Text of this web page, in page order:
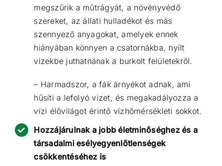
megszűrik a műtrágyát, a növényvédő
szereket, az állati hulladékot és más
szennyező anyagokat, amelyek ennek
hiányában könnyen a csatornákba, nyílt
vizekbe juthatnának a burkolt felületekről.
– Harmadszor, a fák árnyékot adnak, ami
hűsíti a lefolyó vizet, és megakadályozza a
vízi élővilágot érintő vízhőmérsékleti sokkot.
Hozzájárulnak a jobb életminőséghez és a
társadalmi esélyegyenlőtlenségek
csökkentéséhez is